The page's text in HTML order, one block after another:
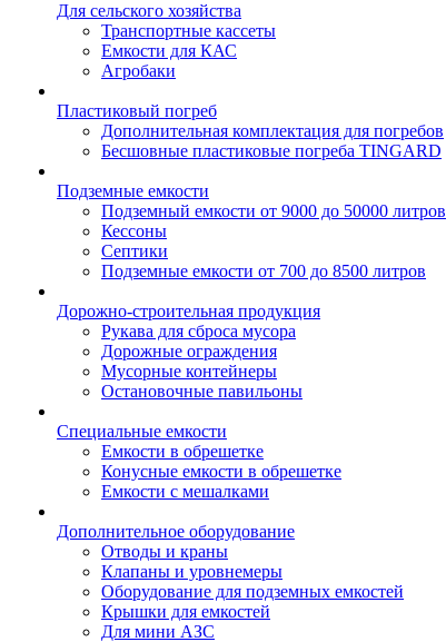
Для сельского хозяйства
Транспортные кассеты
Емкости для КАС
Агробаки
Пластиковый погреб
Дополнительная комплектация для погребов
Бесшовные пластиковые погреба TINGARD
Подземные емкости
Подземный емкости от 9000 до 50000 литров
Кессоны
Септики
Подземные емкости от 700 до 8500 литров
Дорожно-строительная продукция
Рукава для сброса мусора
Дорожные ограждения
Мусорные контейнеры
Остановочные павильоны
Специальные емкости
Емкости в обрешетке
Конусные емкости в обрешетке
Емкости с мешалками
Дополнительное оборудование
Отводы и краны
Клапаны и уровнемеры
Оборудование для подземных емкостей
Крышки для емкостей
Для мини АЗС